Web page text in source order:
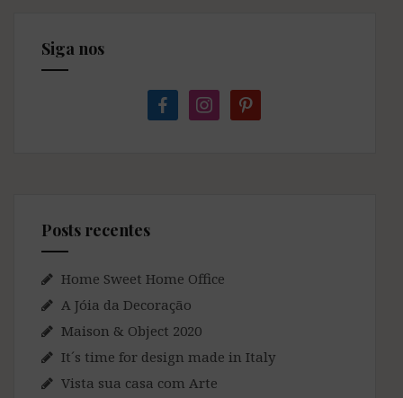
Siga nos
facebookinstagrampinterest
Posts recentes
Home Sweet Home Office
A Jóia da Decoração
Maison & Object 2020
It´s time for design made in Italy
Vista sua casa com Arte